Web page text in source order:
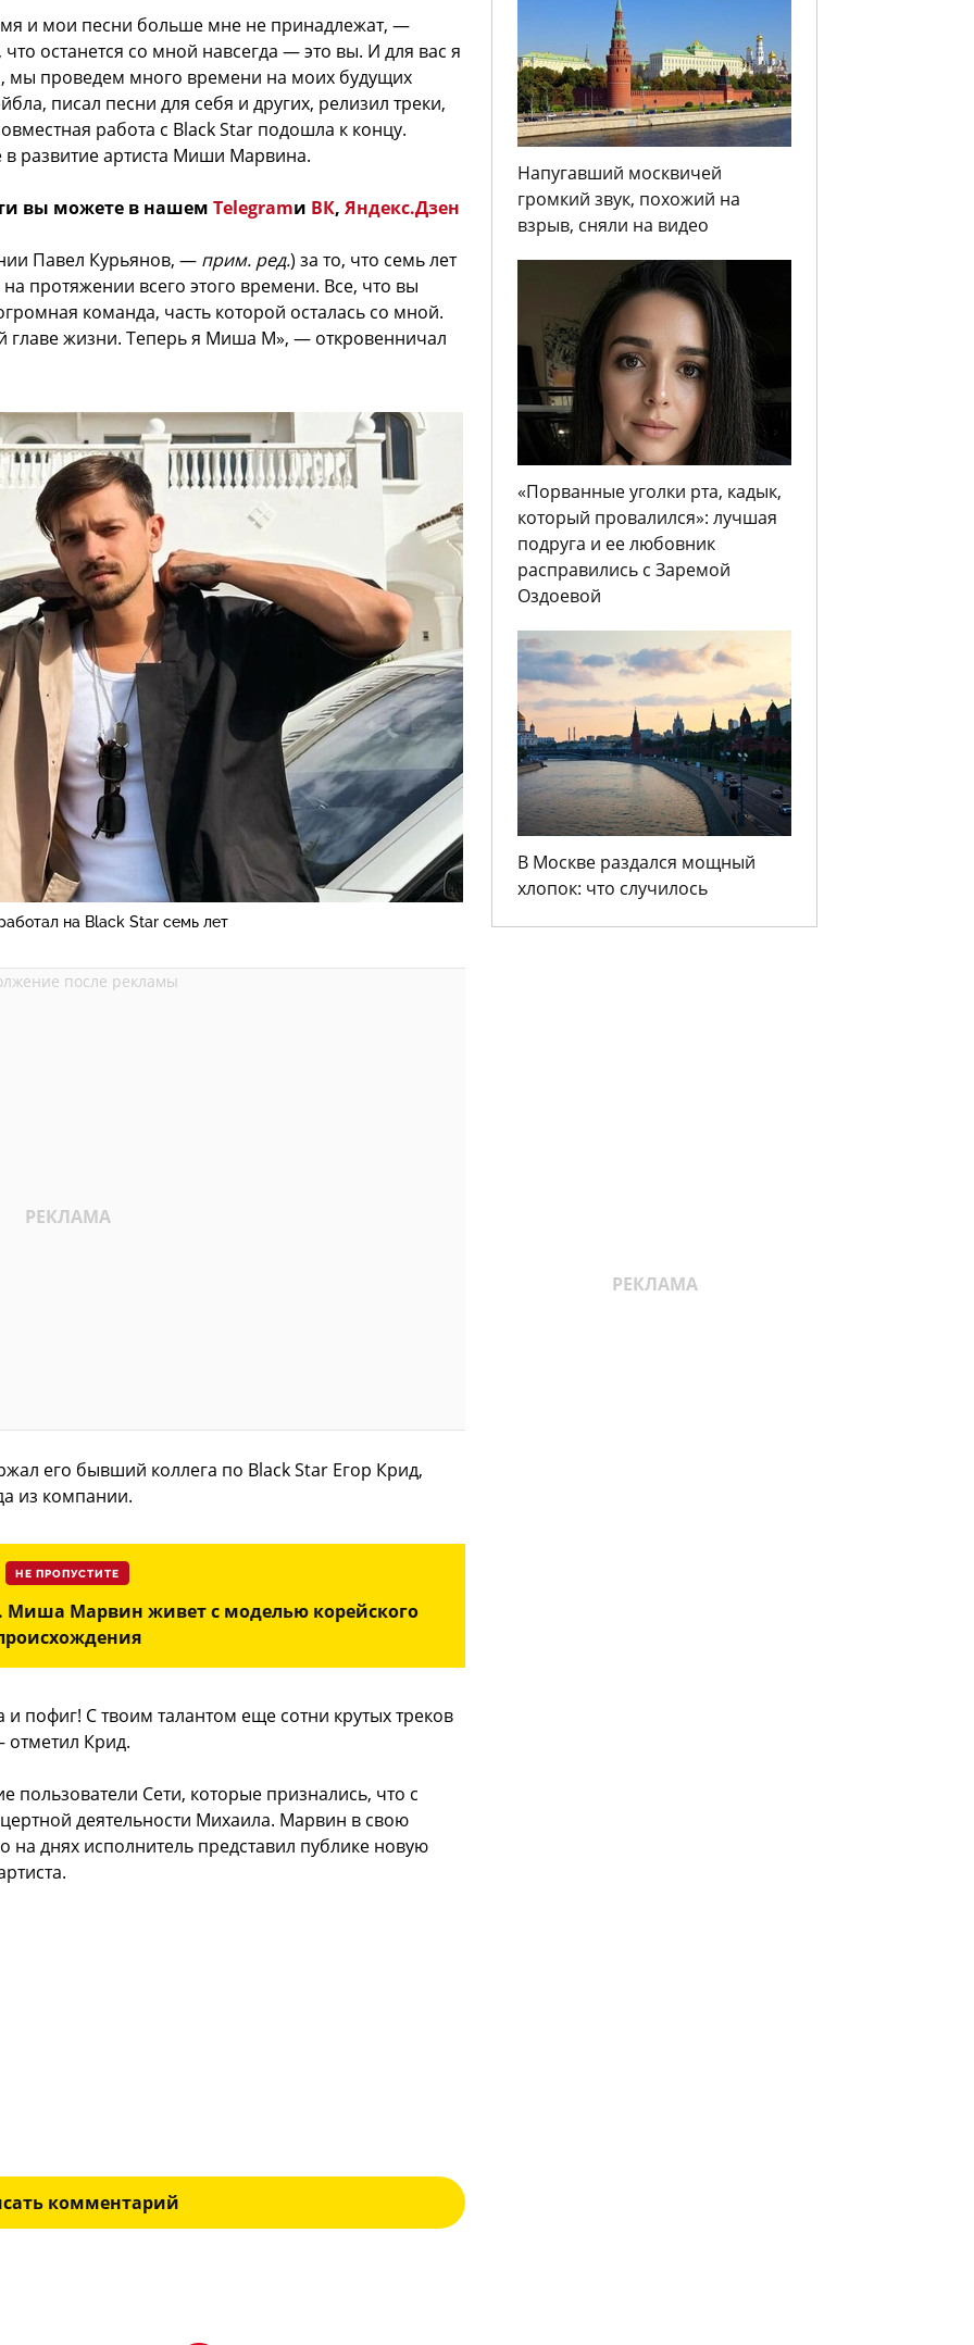
и мои песни больше мне не принадлежат, —
останется со мной навсегда — это вы. И для вас я
проведем много времени на моих будущих
писал песни для себя и других, релизил треки,
работа с Black Star подошла к концу.
в развитие артиста Миши Марвина.
вы можете в нашем Telegramи ВК, Яндекс.Дзен
Павел Курьянов, — прим. ред.) за то, что семь лет
протяжении всего этого времени. Все, что вы
команда, часть которой осталась со мной.
главе жизни. Теперь я Миша М», — откровенничал
на Black Star семь лет
его бывший коллега по Black Star Егор Крид,
из компании.
НЕ ПРОПУСТИТЕ
Миша Марвин живет с моделью корейского
пофиг! С твоим талантом еще сотни крутых треков
Крид.
пользователи Сети, которые признались, что с
деятельности Михаила. Марвин в свою
на днях исполнитель представил публике новую
комментарий
Напугавший москвичей
громкий звук, похожий на
взрыв, сняли на видео
«Порванные уголки рта, кадык,
который провалился»: лучшая
подруга и ее любовник
расправились с Заремой
Оздоевой
В Москве раздался мощный
хлопок: что случилось